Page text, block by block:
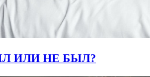
ИЛИ НЕ БЫЛ?